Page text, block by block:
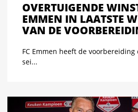
OVERTUIGENDE
EMMEN IN LAATSTE
VAN DE
FC Emmen heeft de
sei...